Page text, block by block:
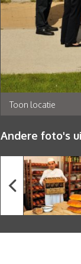
Toon locatie
Andere foto's